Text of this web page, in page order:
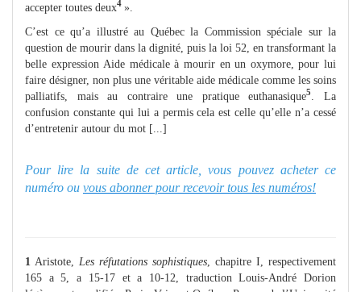
accepter toutes deux4 ».
C’est ce qu’a illustré au Québec la Commission spéciale sur la
question de mourir dans la dignité, puis la loi 52, en transformant la
belle expression Aide médicale à mourir en un oxymore, pour lui
faire désigner, non plus une véritable aide médicale comme les soins
palliatifs, mais au contraire une pratique euthanasique5
. La
confusion constante qui lui a permis cela est celle qu’elle n’a cessé
d’entretenir autour du mot [...]
Pour lire la suite de cet article, vous pouvez acheter ce
numéro ou vous abonner pour recevoir tous les numéros!
1 Aristote, Les réfutations sophistiques , chapitre I, respectivement
165 a 5, a 15‑17 et a 10-12, traduction Louis-André Dorion